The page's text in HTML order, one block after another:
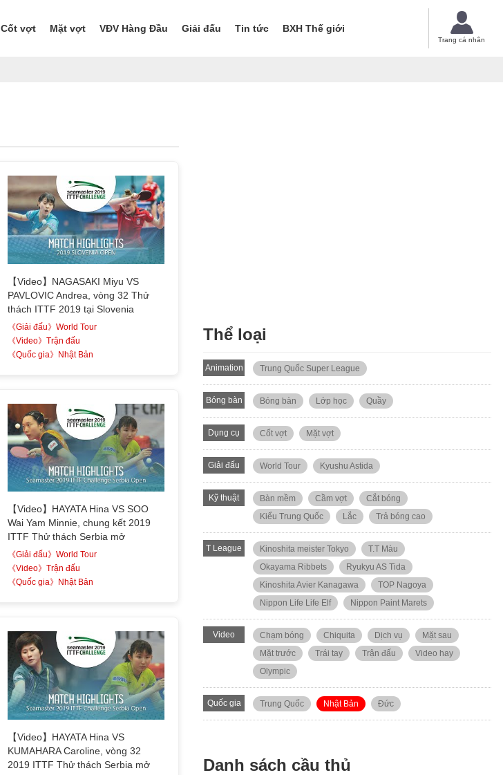
Cốt vợt Mặt vợt VĐV Hàng Đầu Giải đấu Tin tức BXH Thế giới
Trang cá nhân
【Video】NAGASAKI Miyu VS
PAVLOVIC Andrea, vòng 32 Thử
thách ITTF 2019 tại Slovenia
《Giải đấu》World Tour
《Video》Trận đấu
《Quốc gia》Nhật Bản
【Video】HAYATA Hina VS SOO
Wai Yam Minnie, chung kết 2019
ITTF Thử thách Serbia mở
《Giải đấu》World Tour
《Video》Trận đấu
《Quốc gia》Nhật Bản
【Video】HAYATA Hina VS
KUMAHARA Caroline, vòng 32
2019 ITTF Thử thách Serbia mở
Thể loại
Animation Trung Quốc Super League
Bóng bàn Bóng bàn Lớp học Quầy
Dụng cụ Cốt vợt Mặt vợt
Giải đấu World Tour Kyushu Astida
Kỹ thuật Bàn mềm Cầm vợt
Cắt bóng
Kiểu Trung Quốc
Lắc Trả bóng cao
T League Kinoshita meister Tokyo
T.T Màu
Okayama Ribbets
Ryukyu AS Tida
Kinoshita Avier Kanagawa
TOP Nagoya
Nippon Life Life Elf
Nippon Paint Marets
Video Chạm bóng Chiquita Dịch vụ
Mặt sau
Mặt trước
Trái tay Trận đấu
Video hay
Olympic
Quốc gia Trung Quốc Nhật Bản Đức
Danh sách cầu thủ